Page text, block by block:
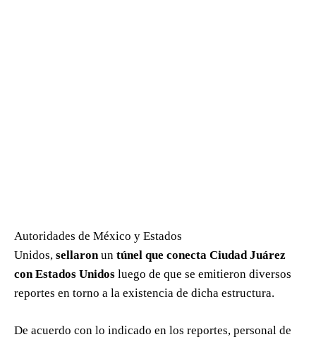
Autoridades de México y Estados
Unidos, sellaronun túnel que conecta Ciudad Juárez
con Estados Unidos luego de que se emitieron diversos
reportes en torno a la existencia de dicha estructura.
De acuerdo con lo indicado en los reportes, personal de